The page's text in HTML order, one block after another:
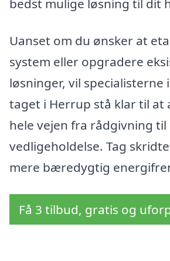
Uanset om du ønsker at
system eller opgradere
løsninger, vil specialisterne
taget i Herrup stå klar til at
hele vejen fra rådgivning
vedligeholdelse. Tag
mere bæredygtig
Få 3 tilbud, gratis og